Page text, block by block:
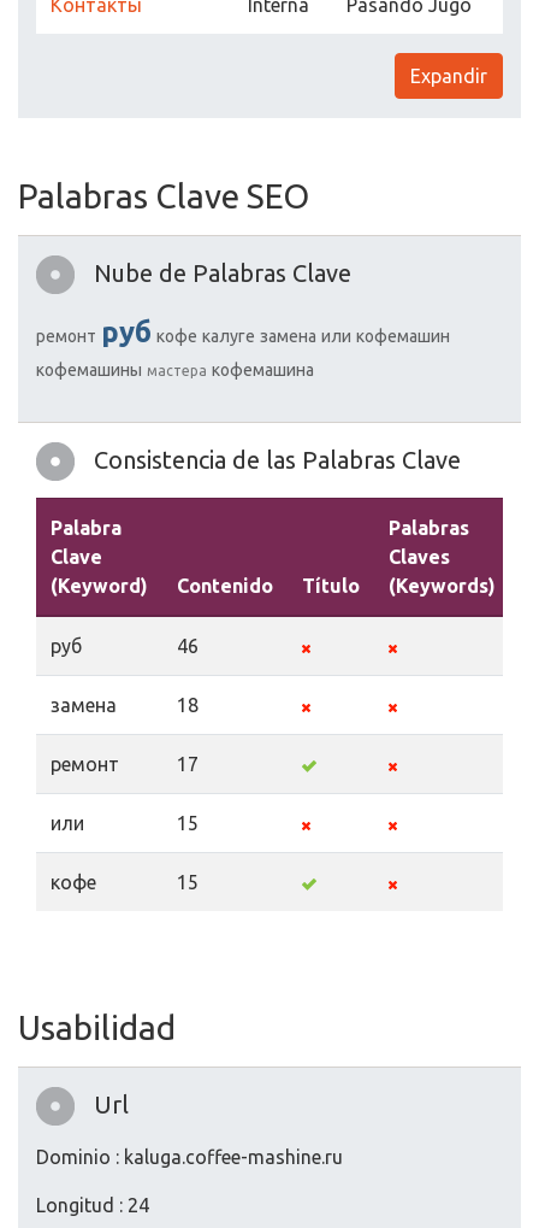
Контакты Interna Pasando Jugo
Expandir
Palabras Clave SEO
Nube de Palabras Clave
ремонт руб кофе калуге замена или кофемашин
кофемашины мастера кофемашина
Consistencia de las Palabras Clave
Palabra
Clave
(Keyword)
Contenido Título
Palabras
Claves
(Keywords)
руб 46
замена 18
ремонт 17
или 15
кофе 15
Usabilidad
Url
Dominio : kaluga.coffee-mashine.ru
Longitud : 24